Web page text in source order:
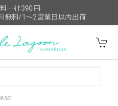
一律390円
無料/1～2営業日以内出荷